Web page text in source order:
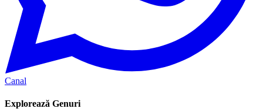
Canal
Explorează Genuri